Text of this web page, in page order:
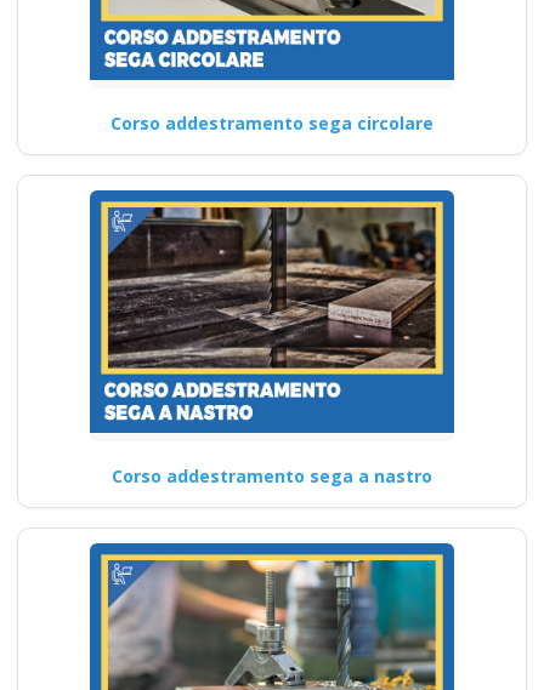
Corso addestramento sega circolare
Corso addestramento sega a nastro